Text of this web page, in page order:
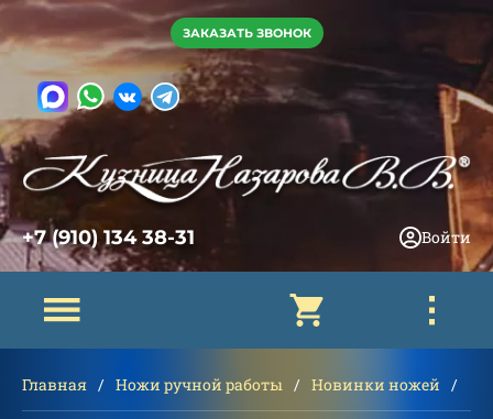
ЗАКАЗАТЬ ЗВОНОК
+7 (910) 134 38-31 Войти
Главная Ножи ручной работы Новинки ножей